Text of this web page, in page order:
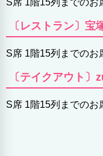
S席 1階15列までのお
〔レストラン〕
S席 1階15列までのお
〔テイクアウト
S席 1階15列までのお